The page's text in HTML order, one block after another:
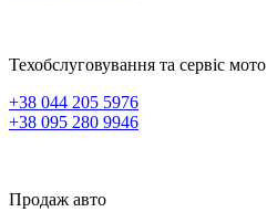
Техобслуговування та сервіс мото
+38 044 205 5976
+38 095 280 9946
Продаж авто